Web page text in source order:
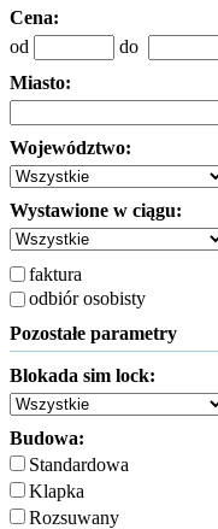
Cena:
od
do
Miasto:
Województwo:
Wystawione w ciągu:
faktura
odbiór osobisty
Pozostałe parametry
Blokada sim lock:
Budowa:
Standardowa
Klapka
Rozsuwany